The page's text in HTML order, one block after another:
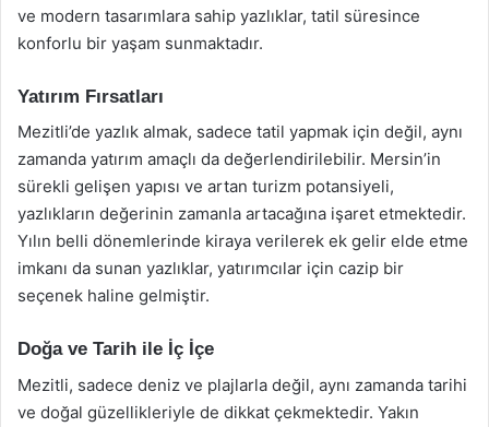
ve modern tasarımlara sahip yazlıklar, tatil süresince
konforlu bir yaşam sunmaktadır.
Yatırım Fırsatları
Mezitli’de yazlık almak, sadece tatil yapmak için değil, aynı
zamanda yatırım amaçlı da değerlendirilebilir. Mersin’in
sürekli gelişen yapısı ve artan turizm potansiyeli,
yazlıkların değerinin zamanla artacağına işaret etmektedir.
Yılın belli dönemlerinde kiraya verilerek ek gelir elde etme
imkanı da sunan yazlıklar, yatırımcılar için cazip bir
seçenek haline gelmiştir.
Doğa ve Tarih ile İç İçe
Mezitli, sadece deniz ve plajlarla değil, aynı zamanda tarihi
ve doğal güzellikleriyle de dikkat çekmektedir. Yakın